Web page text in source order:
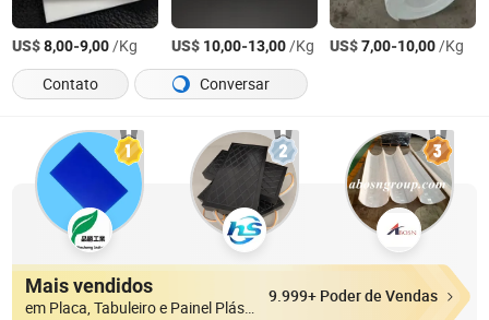
US$8,00-9,00/Kg US$ 10,00-13,00/Kg US$7,00-10,00/Kg
Contato
Conversar
Mais vendidos
em Placa, Tabuleiro e Painel Plásticos
9.999+ Poder de Vendas